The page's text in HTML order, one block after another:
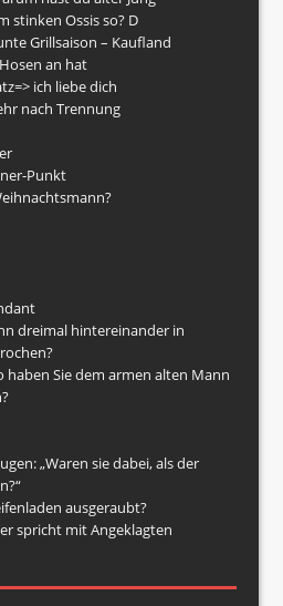
stinken Ossis so? D
Grillsaison – Kaufland
an hat
ich liebe dich
nach Trennung
Punkt
dreimal hintereinander in
haben Sie dem armen alten Mann
„Waren sie dabei, als der
ausgeraubt?
spricht mit Angeklagten